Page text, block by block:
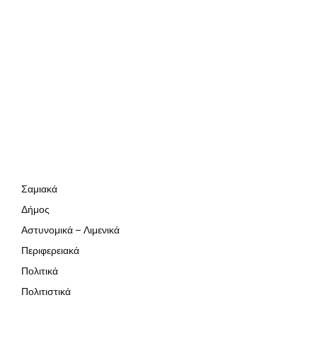
Σαμιακά
Δήμος
Αστυνομικά – Λιμενικά
Περιφερειακά
Πολιτικά
Πολιτιστικά